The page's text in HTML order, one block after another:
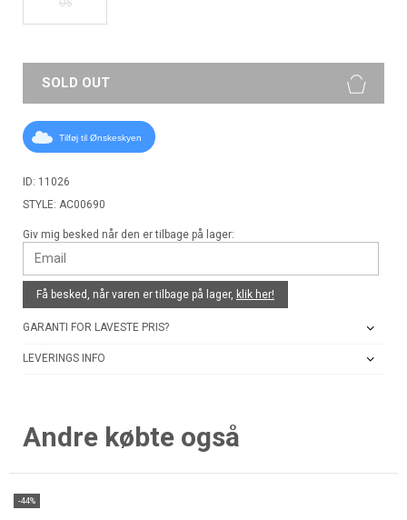
SOLD OUT
Tilføj til Ønskeskyen
ID: 11026
STYLE: AC00690
Giv mig besked når den er tilbage på lager:
Få besked, når varen er tilbage på lager, klik her!
GARANTI FOR LAVESTE PRIS?
LEVERINGS INFO
Andre købte også
-44%